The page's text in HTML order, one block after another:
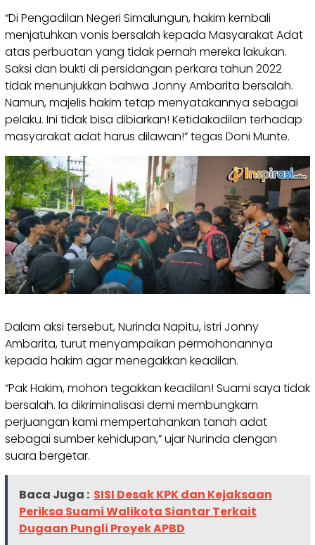
“Di Pengadilan Negeri Simalungun, hakim kembali
menjatuhkan vonis bersalah kepada Masyarakat Adat
atas perbuatan yang tidak pernah mereka lakukan.
Saksi dan bukti di persidangan perkara tahun 2022
tidak menunjukkan bahwa Jonny Ambarita bersalah.
Namun, majelis hakim tetap menyatakannya sebagai
pelaku. Ini tidak bisa dibiarkan! Ketidakadilan terhadap
masyarakat adat harus dilawan!” tegas Doni Munte.
Dalam aksi tersebut, Nurinda Napitu, istri Jonny
Ambarita, turut menyampaikan permohonannya
kepada hakim agar menegakkan keadilan.
“Pak Hakim, mohon tegakkan keadilan! Suami saya tidak
bersalah. Ia dikriminalisasi demi membungkam
perjuangan kami mempertahankan tanah adat
sebagai sumber kehidupan,” ujar Nurinda dengan
suara bergetar.
Baca Juga : SISI Desak KPK dan Kejaksaan
Periksa Suami Walikota Siantar Terkait
Dugaan Pungli Proyek APBD